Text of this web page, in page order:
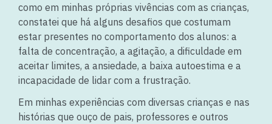
como em minhas próprias vivências com as crianças,
constatei que há alguns desafios que costumam
estar presentes no comportamento dos alunos: a
falta de concentração, a agitação, a dificuldade em
aceitar limites, a ansiedade, a baixa autoestima e a
incapacidade de lidar com a frustração.
Em minhas experiências com diversas crianças e nas
histórias que ouço de pais, professores e outros